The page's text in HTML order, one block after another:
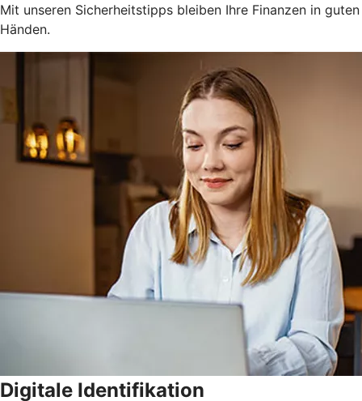
Mit unseren Sicherheitstipps bleiben Ihre Finanzen in guten
Händen.
Digitale Identifikation